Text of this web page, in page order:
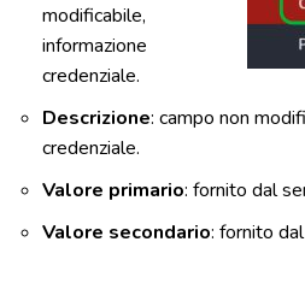
modificabile,
informazione
credenziale.
Descrizione: campo non
credenziale.
Valore primario: fornito dal
Valore secondario: fornito